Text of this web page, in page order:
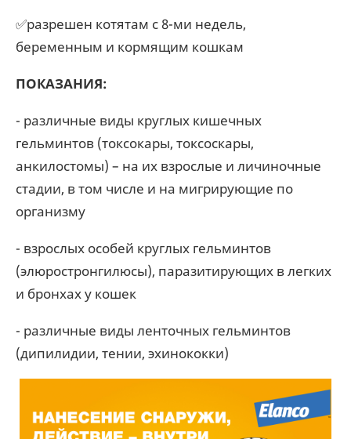
✅разрешен котятам с 8-ми недель,
беременным и кормящим кошкам
ПОКАЗАНИЯ:
- различные виды круглых кишечных
гельминтов (токсокары, токсоскары,
анкилостомы) – на их взрослые и личиночные
стадии, в том числе и на мигрирующие по
организму
- взрослых особей круглых гельминтов
(элюростронгилюсы), паразитирующих в легких
и бронхах у кошек
- различные виды ленточных гельминтов
(дипилидии, тении, эхинококки)